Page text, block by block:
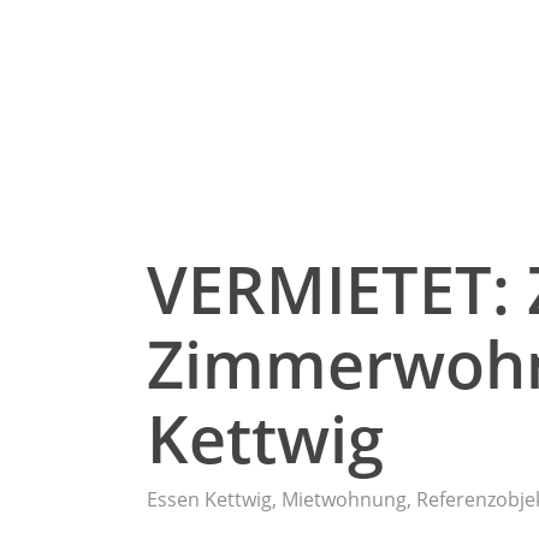
Kettwig
Essen Kettwig, Mietwohnung,